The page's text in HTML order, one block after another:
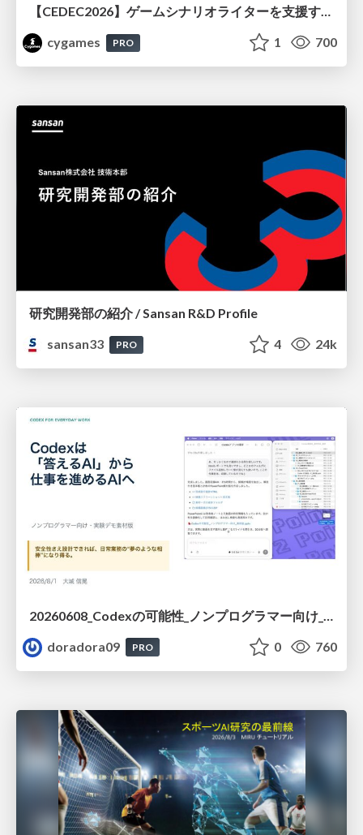
【CEDEC2026】ゲームシナリオライターを支援するAIツール開発の実践 ― 設計とプロンプトの工夫 ―
cygames
PRO 1 700
研究開発部の紹介 / Sansan R&D Profile
sansan33
PRO 4 24k
doradora09
PRO 0 760